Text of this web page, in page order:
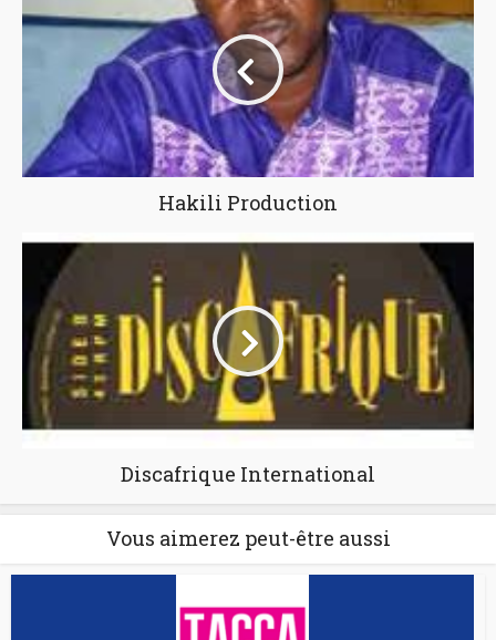
Hakili Production
Discafrique International
Vous aimerez peut-être aussi